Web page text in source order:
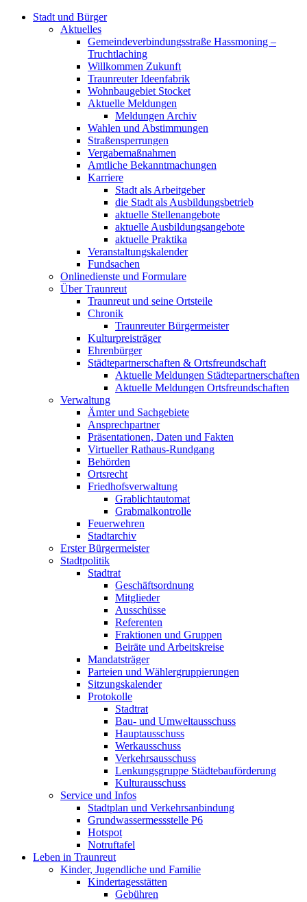
Stadt und Bürger
Aktuelles
Gemeindeverbindungsstraße Hassmoning –
Truchtlaching
Willkommen Zukunft
Traunreuter Ideenfabrik
Wohnbaugebiet Stocket
Aktuelle Meldungen
Meldungen Archiv
Wahlen und Abstimmungen
Straßensperrungen
Vergabemaßnahmen
Amtliche Bekanntmachungen
Karriere
Stadt als Arbeitgeber
die Stadt als Ausbildungsbetrieb
aktuelle Stellenangebote
aktuelle Ausbildungsangebote
aktuelle Praktika
Veranstaltungskalender
Fundsachen
Onlinedienste und Formulare
Über Traunreut
Traunreut und seine Ortsteile
Chronik
Traunreuter Bürgermeister
Kulturpreisträger
Ehrenbürger
Städtepartnerschaften & Ortsfreundschaft
Aktuelle Meldungen Städtepartnerschaften
Aktuelle Meldungen Ortsfreundschaften
Verwaltung
Ämter und Sachgebiete
Ansprechpartner
Präsentationen, Daten und Fakten
Virtueller Rathaus-Rundgang
Behörden
Ortsrecht
Friedhofsverwaltung
Grablichtautomat
Grabmalkontrolle
Feuerwehren
Stadtarchiv
Erster Bürgermeister
Stadtpolitik
Stadtrat
Geschäftsordnung
Mitglieder
Ausschüsse
Referenten
Fraktionen und Gruppen
Beiräte und Arbeitskreise
Mandatsträger
Parteien und Wählergruppierungen
Sitzungskalender
Protokolle
Stadtrat
Bau- und Umweltausschuss
Hauptausschuss
Werkausschuss
Verkehrsausschuss
Lenkungsgruppe Städtebauförderung
Kulturausschuss
Service und Infos
Stadtplan und Verkehrsanbindung
Grundwassermessstelle P6
Hotspot
Notruftafel
Leben in Traunreut
Kinder, Jugendliche und Familie
Kindertagesstätten
Gebühren